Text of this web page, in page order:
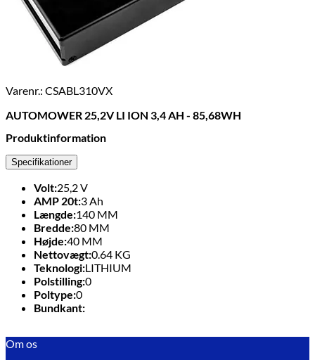
Varenr.: CSABL310VX
AUTOMOWER 25,2V LI ION 3,4 AH - 85,68WH
Produktinformation
Specifikationer
Volt:25,2V
AMP 20t:3 Ah
Længde:140 MM
Bredde:80 MM
Højde:40 MM
Nettovægt:0.64 KG
Teknologi:LITHIUM
Polstilling:0
Poltype:0
Bundkant:
Om os